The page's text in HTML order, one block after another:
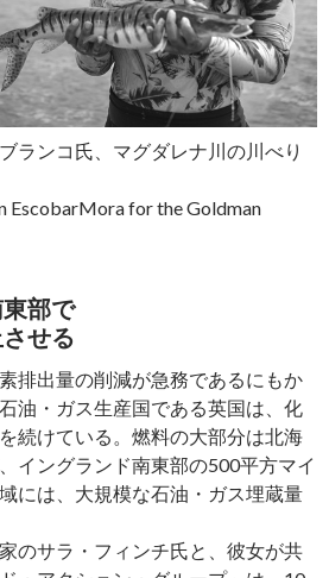
ランコ氏、マグダレナ川の川べり
EscobarMora for the Goldman
部で
せる
排出量の削減が急務であるにもか
油・ガス生産国である英国は、化
続けている。燃料の大部分は北海
イングランド南東部の500平方マイ
には、大規模な石油・ガス埋蔵量
のサラ・フィンチ氏と、彼女が共